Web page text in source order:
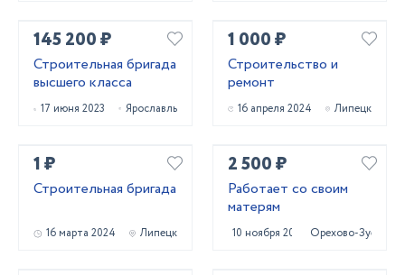
145 200 ₽
Строительная бригада
высшего класса
17 июня 2023 Ярославль
1 000 ₽
Строительство и
ремонт
16 апреля 2024 Липецк
1 ₽
Строительная бригада
16 марта 2024 Липецк
2 500 ₽
Работает со своим
матерям
10 ноября 2023 Орехово-Зуево